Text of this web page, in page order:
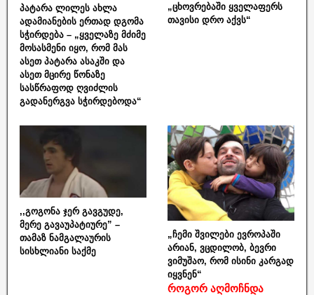
პატარა ლილეს ახლა
ადამიანების ერთად დგომა
სჭირდება – „ყველაზე მძიმე
მოსასმენი იყო, რომ მას
ასეთ პატარა ასაკში და
ასეთ მცირე წონაზე
სასწრაფოდ ღვიძლის
გადანერგვა სჭირდებოდა“
„ცხოვრებაში ყველაფერს
თავისი დრო აქვს“
,,გოგონა ჯერ გავგუდე,
მერე გავაუპატიურე” –
თამაზ ნამგალაურის
სისხლიანი საქმე
„ჩემი შვილები ევროპაში
არიან, ვცდილობ, ბევრი
ვიმუშაო, რომ ისინი კარგად
იყვნენ“
როგორ აღმოჩნდა